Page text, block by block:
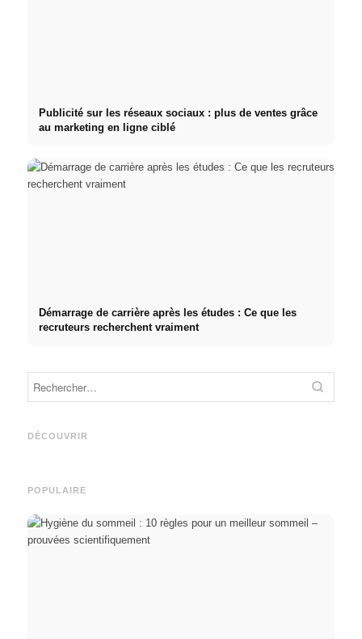
Publicité sur les réseaux sociaux : plus de ventes grâce
au marketing en ligne ciblé
Démarrage de carrière après les études : Ce que les
recruteurs recherchent vraiment
DÉCOUVRIR
Deutschlandstipendium,
Stage pratique chez des
POPULAIRE